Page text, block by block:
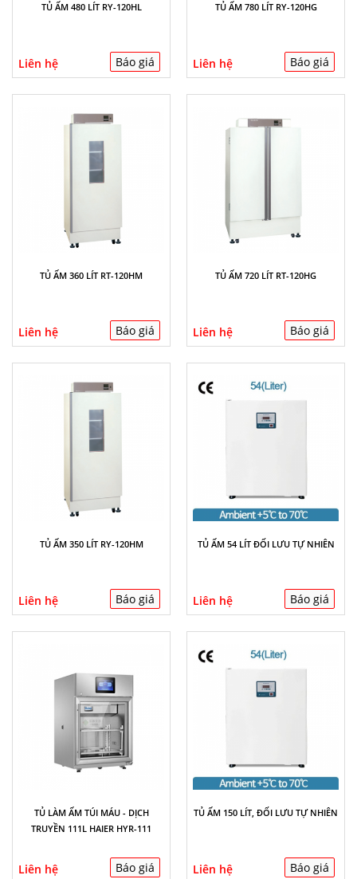
TỦ ẤM 480 LÍT RY-120HL
Liên hệ Báo giá
TỦ ẤM 780 LÍT RY-120HG
Liên hệ Báo giá
TỦ ẤM 360 LÍT RT-120HM
Liên hệ Báo giá
TỦ ẤM 720 LÍT RT-120HG
Liên hệ Báo giá
TỦ ẤM 350 LÍT RY-120HM
Liên hệ Báo giá
TỦ ẤM 54 LÍT ĐỐI LƯU TỰ NHIÊN
Liên hệ Báo giá
TỦ LÀM ẤM TÚI MÁU - DỊCH
TRUYỀN 111L HAIER HYR-111
Liên hệ Báo giá
TỦ ẤM 150 LÍT, ĐỐI LƯU TỰ NHIÊN
Liên hệ Báo giá